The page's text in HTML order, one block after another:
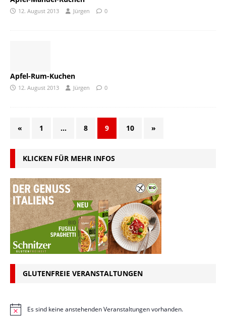
12. August 2013 Jürgen 0
Apfel-Rum-Kuchen
12. August 2013 Jürgen 0
« 1 … 8 9 10 »
KLICKEN FÜR MEHR INFOS
GLUTENFREIE VERANSTALTUNGEN
H
Es sind keine anstehenden Veranstaltungen vorhanden.